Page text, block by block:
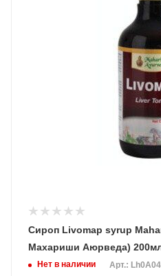
Сироп Livomap syrup
Махариши Аюрведа)
Нет в наличии Арт.: